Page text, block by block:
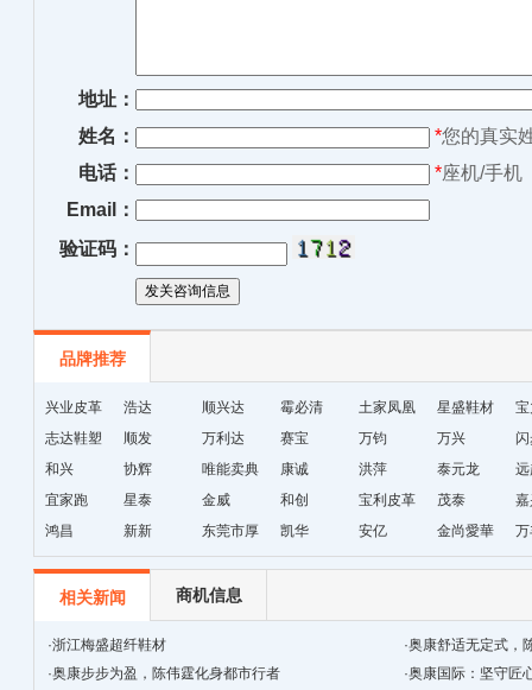
地址：
姓名：
*您的真实
电话：
*座机/手机
Email：
验证码：
品牌推荐
兴业皮革 浩达 顺兴达 霉必清
土家凤凰
十字绣鞋
垫厂
星盛鞋材
志达鞋塑
顺发 万利达 赛宝 万钧 万兴
和兴
协辉 唯能卖典 康诚 洪萍 泰元龙
宜家跑
星泰 金威 和创 宝利皮革 茂泰
鸿昌
新新
东莞市厚
街天逸皮
革
凯华 安亿 金尚愛華
相关新闻 商机信息
·浙江梅盛超纤鞋材 ·奥康舒适无定式，
·奥康步步为盈，陈伟霆化身都市行者 ·奥康国际：坚守匠